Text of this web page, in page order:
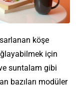
köşe
için
suntalam gibi
bazıları modüler